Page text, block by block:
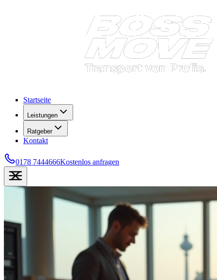
Startseite
Leistungen
Ratgeber
Kontakt
0178 7444666Kostenlos anfragen